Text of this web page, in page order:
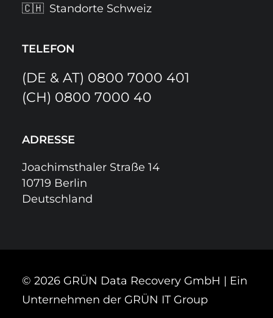
🇨🇭 Standorte Schweiz
TELEFON
(DE & AT) 0800 7000 401
(CH) 0800 7000 40
ADRESSE
Joachimsthaler Straße 14
10719 Berlin
Deutschland
© 2026 GRÜN Data Recovery GmbH | Ein
Unternehmen der GRÜN IT Group